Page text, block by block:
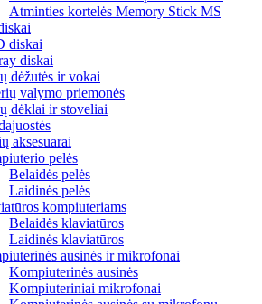
Atminties kortelės Memory Stick MS
diskai
diskai
dėžutės ir vokai
valymo priemonės
dėklai ir stoveliai
aksesuarai
pelės
Belaidės pelės
Laidinės pelės
kompiuteriams
Belaidės klaviatūros
Laidinės klaviatūros
ausinės ir mikrofonai
Kompiuterinės ausinės
Kompiuteriniai mikrofonai